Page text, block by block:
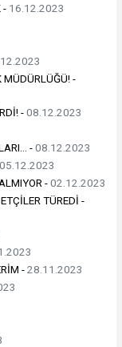
- 16.12.2023
MÜDÜRLÜĞÜ! -
-08.12.2023
-08.12.2023
05.12.2023
-02.12.2023
TÜREDİ -
-28.11.2023